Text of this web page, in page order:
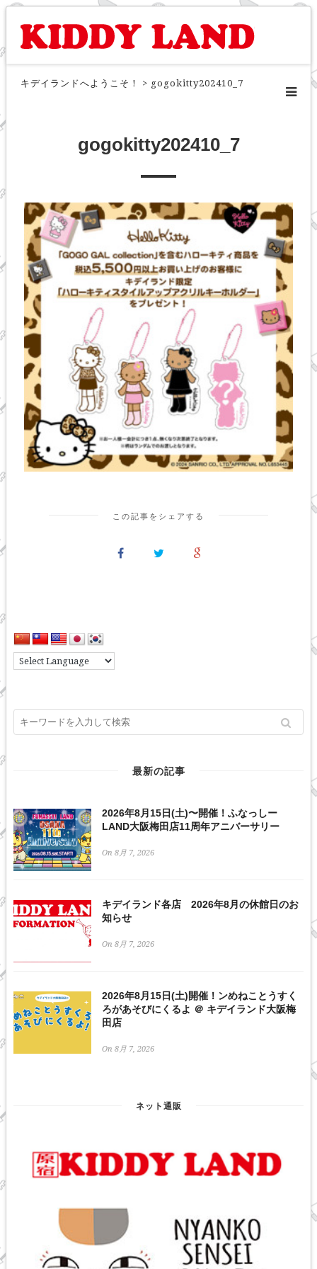
キデイランドへようこそ！ > gogokitty202410_7
gogokitty202410_7
この記事をシェアする
最新の記事
2026年8月15日(土)〜開催！ふなっしー
LAND大阪梅田店11周年アニバーサリー
On 8月 7, 2026
キデイランド各店 2026年8月の休館日のお
知らせ
On 8月 7, 2026
2026年8月15日(土)開催！ンめねことうすく
ろがあそびにくるよ ＠ キデイランド大阪梅
田店
On 8月 7, 2026
ネット通販